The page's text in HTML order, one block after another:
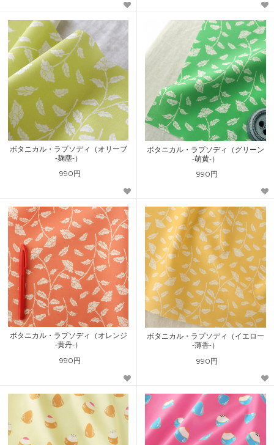
ボタニカル・ラプソディ（オリーブ
-麹塵-）
990円
ボタニカル・ラプソディ（グリーン
-萌黄-）
990円
ボタニカル・ラプソディ（オレンジ
-黄丹-）
990円
ボタニカル・ラプソディ（イエロー
-薄香-）
990円